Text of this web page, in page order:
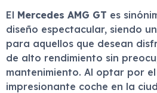
El Mercedes AMG GT es
diseño espectacular, siendo
para aquellos que desean
de alto rendimiento sin
mantenimiento. Al optar por
impresionante coche en la